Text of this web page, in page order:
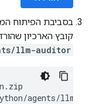
בסביבת הפיתוח
קובץ הארכיון
llm-auditor
agents/llm-